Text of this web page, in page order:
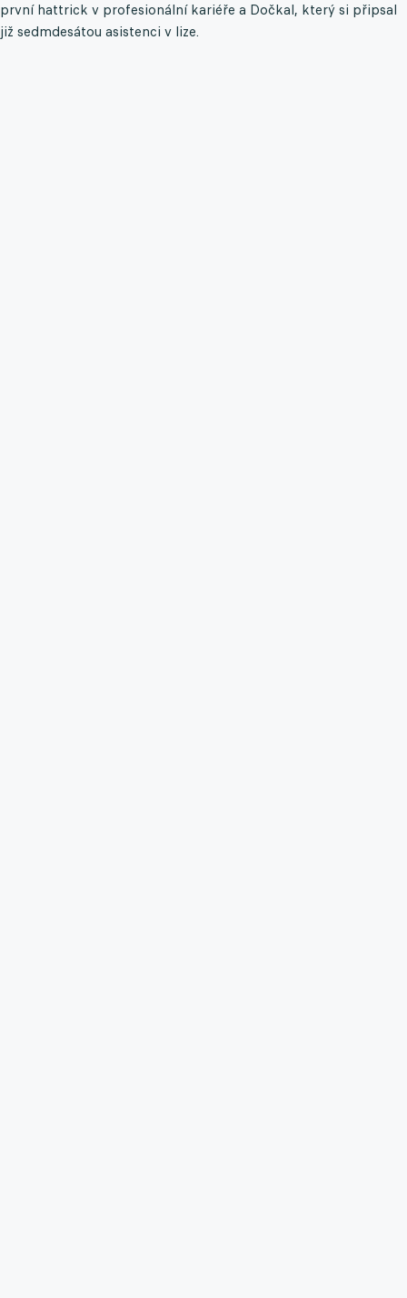
první hattrick v profesionální kariéře a Dočkal, který si připsal
již sedmdesátou asistenci v lize.